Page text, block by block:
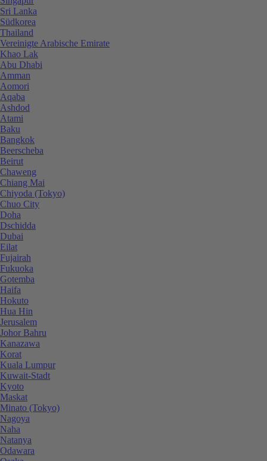
Sri Lanka
Südkorea
Thailand
Vereinigte Arabische Emirate
Khao Lak
Abu Dhabi
Amman
Aomori
Aqaba
Ashdod
Atami
Baku
Bangkok
Beerscheba
Beirut
Chaweng
Chiang Mai
Chiyoda (Tokyo)
Chuo City
Doha
Dschidda
Dubai
Eilat
Fujairah
Fukuoka
Gotemba
Haifa
Hokuto
Hua Hin
Jerusalem
Johor Bahru
Kanazawa
Korat
Kuala Lumpur
Kuwait-Stadt
Kyoto
Maskat
Minato (Tokyo)
Nagoya
Naha
Natanya
Odawara